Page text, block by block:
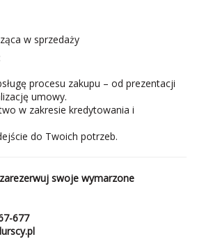
w sprzedaży
procesu zakupu – od prezentacji
umowy.
w zakresie kredytowania i
do Twoich potrzeb.
swoje wymarzone
677